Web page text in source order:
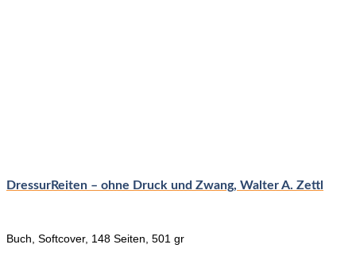
DressurReiten – ohne Druck und Zwang, Walter A. Zettl
Buch, Softcover, 148 Seiten, 501 gr